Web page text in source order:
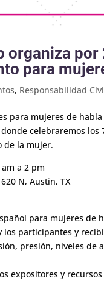
organiza
para
, Responsabilidad
para mujeres de
celebraremos
de la mujer.
a 2 pm
N, Austin, TX
para mujeres de
los participantes y
presión, niveles
expositores y